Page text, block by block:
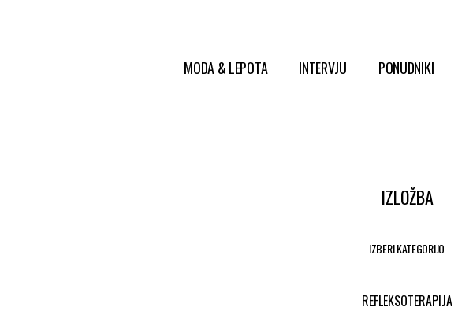
MODA & LEPOTA INTERVJU PONUDNIKI
IZLOŽBA
IZBERI KATEGORIJO
REFLEKSOTERAPIJA